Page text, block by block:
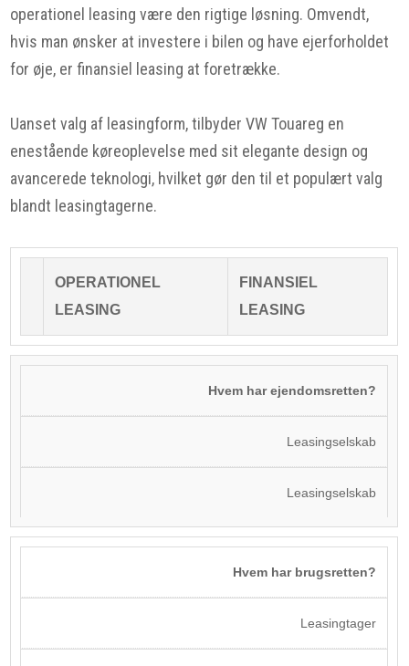
operationel leasing være den rigtige løsning. Omvendt,
hvis man ønsker at investere i bilen og have ejerforholdet
for øje, er finansiel leasing at foretrække.
Uanset valg af leasingform, tilbyder VW Touareg en
enestående køreoplevelse med sit elegante design og
avancerede teknologi, hvilket gør den til et populært valg
blandt leasingtagerne.
OPERATIONEL
LEASING
FINANSIEL
LEASING
Hvem har ejendomsretten?
Leasingselskab
Leasingselskab
Hvem har brugsretten?
Leasingtager